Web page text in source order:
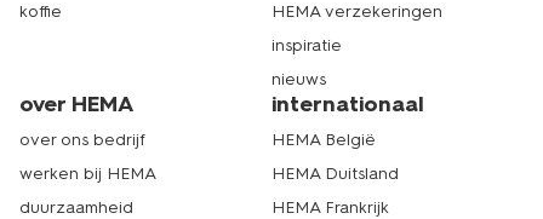
koffie
HEMA verzekeringen
inspiratie
nieuws
over HEMA
over ons bedrijf
werken bij HEMA
duurzaamheid
internationaal
HEMA België
HEMA Duitsland
HEMA Frankrijk